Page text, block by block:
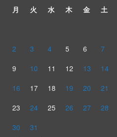
月
火 水 木 金 土
2
3 4 5 6 7
9
10 11 12 13 14
16
17 18 19 20 21
23
24 25 26 27 28
30
31